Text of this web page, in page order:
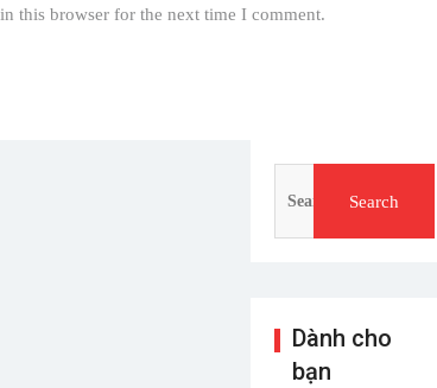
this browser for the next time I comment.
Dành cho
bạn